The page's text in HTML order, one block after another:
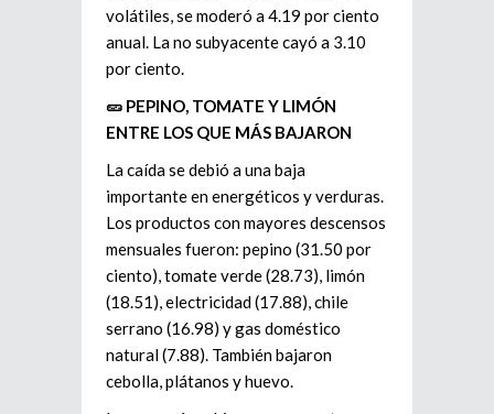
volátiles, se moderó a 4.19 por ciento
anual. La no subyacente cayó a 3.10
por ciento.
🥒 PEPINO, TOMATE Y LIMÓN
ENTRE LOS QUE MÁS BAJARON
La caída se debió a una baja
importante en energéticos y verduras.
Los productos con mayores descensos
mensuales fueron: pepino (31.50 por
ciento), tomate verde (28.73), limón
(18.51), electricidad (17.88), chile
serrano (16.98) y gas doméstico
natural (7.88). También bajaron
cebolla, plátanos y huevo.